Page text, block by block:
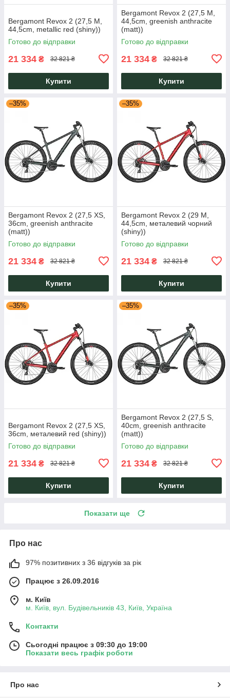
Bergamont Revox 2 (27,5 M,
44,5cm, metallic red (shiny))
Готово до відправки
21 334 ₴ 32 821 ₴
Купити
Bergamont Revox 2 (27,5 M,
44,5cm, greenish anthracite
(matt))
Готово до відправки
21 334 ₴ 32 821 ₴
Купити
–35%
Bergamont Revox 2 (27,5 XS,
36cm, greenish anthracite
(matt))
Готово до відправки
21 334 ₴ 32 821 ₴
Купити
–35%
Bergamont Revox 2 (29 M,
44,5cm, металевий чорний
(shiny))
Готово до відправки
21 334 ₴ 32 821 ₴
Купити
–35%
Bergamont Revox 2 (27,5 XS,
36cm, металевий red (shiny))
Готово до відправки
21 334 ₴ 32 821 ₴
Купити
–35%
Bergamont Revox 2 (27,5 S,
40cm, greenish anthracite
(matt))
Готово до відправки
21 334 ₴ 32 821 ₴
Купити
Показати ще
Про нас
97% позитивних з 36 відгуків за рік
Працює з 26.09.2016
м. Київ
м. Київ, вул. Будівельників 43, Київ, Україна
Контакти
Сьогодні працює з 09:30 до 19:00
Показати весь графік роботи
Про нас